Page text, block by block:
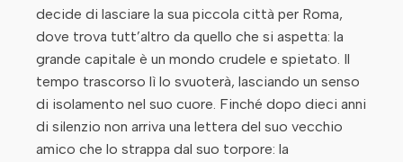
decide di lasciare la sua piccola città per Roma,
dove trova tutt’altro da quello che si aspetta: la
grande capitale è un mondo crudele e spietato. Il
tempo trascorso lì lo svuoterà, lasciando un senso
di isolamento nel suo cuore. Finché dopo dieci anni
di silenzio non arriva una lettera del suo vecchio
amico che lo strappa dal suo torpore: la